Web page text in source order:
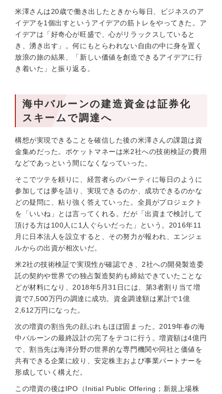
米澤さんは20歳で働き出したときから毎日、ビジネスのア
イデアを1個出すというアイデアの筋トレをやってきた。ア
イデアは「好奇心が旺盛で、心がリラックスしていると
き、湧き出す」。何にもとらわれない自由の中に身を置く
放浪の旅の結果、「新しい価値を創造できるアイデアに行
き着いた」と振り返る。
海中バルーンの建造資金は証券化
スキームで調達へ
構想が実現できることを確信した後の米澤さんの課題は資
金集めだった。ポケットマネーは米2社への技術検証の費用
などであっという間になくなっていった。
そこでツテを頼りに、経営者らのパーティに毎日のように
参加しては夢を語り、実現できるのか、成功できるのかな
どの疑問に、粘り強く答えていった。全員がプロジェクト
を「いいね」とは言ってくれる。だが「出資まで検討して
頂ける方は100人に1人ぐらいだった」という。2016年11
月に日本法人を設立すると、その努力が報われ、エンジェ
ルからの出資が相次いだ。
米2社の技術検証で実現性が確認でき、2社への開発製造委
託の契約や世界での独占製造契約も締結できていたことな
どが材料になり、2018年5月31日には、第3者割り当て増
資で7,500万円の調達に成功。資金調達額は累計で1億
2,612万円になった。
次の増資の割当先の顔ぶれもほぼ固まった。2019年春の海
中バルーンの最終設計の完了をテコに行う。増資額は4億円
で、割当先は海洋分野の世界的な専門機関や同社と価値を
共有できる企業に絞り、安定株主および事業パートナーを
形成していく構えだ。
この増資の後はIPO（Initial Public Offering；新規上場株